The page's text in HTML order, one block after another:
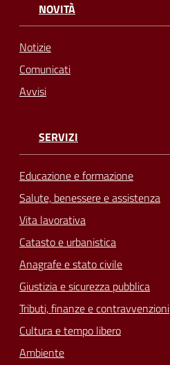
NOVITÀ
Notizie
Comunicati
Avvisi
SERVIZI
Educazione e formazione
Salute, benessere e assistenza
Vita lavorativa
Catasto e urbanistica
Anagrafe e stato civile
Giustizia e sicurezza pubblica
Tributi, finanze e contravvenzioni
Cultura e tempo libero
Ambiente